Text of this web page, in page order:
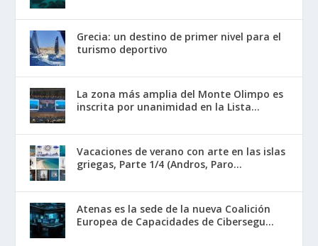
Grecia: un destino de primer nivel para el
turismo deportivo
La zona más amplia del Monte Olimpo es
inscrita por unanimidad en la Lista...
Vacaciones de verano con arte en las islas
griegas, Parte 1/4 (Andros, Paro...
Atenas es la sede de la nueva Coalición
Europea de Capacidades de Cibersegu...